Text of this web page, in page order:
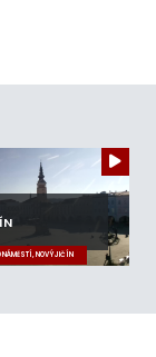
NÁMĚSTÍ, NOVÝ JIČÍN